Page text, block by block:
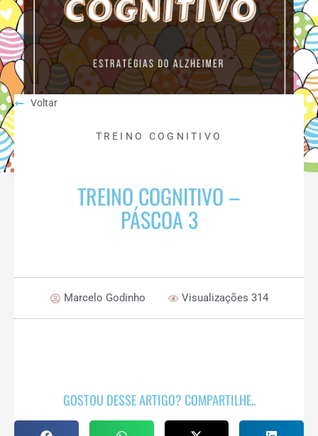
Voltar
TREINO COGNITIVO
TREINO COGNITIVO –
PÁSCOA 3
Marcelo Godinho Visualizações 314
GOSTOU DESSE ARTIGO? COMPARTILHE..